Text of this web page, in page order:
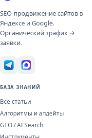
SEO-продвижение сайтов в
Яндексе и Google.
Органический трафик →
заявки.
БАЗА ЗНАНИЙ
Все статьи
Алгоритмы и апдейты
GEO / AI Search